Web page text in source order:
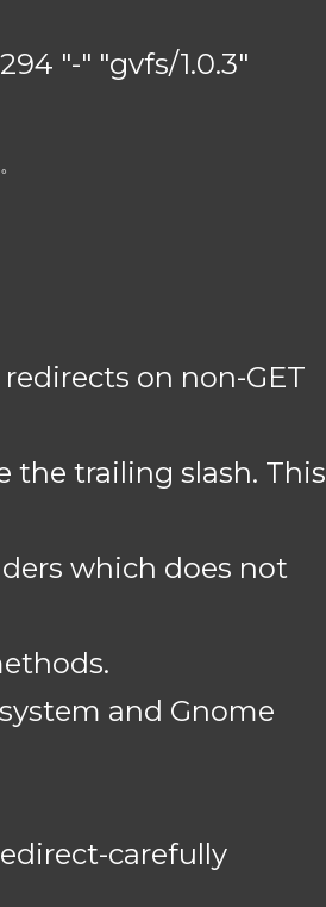
"-" "gvfs/1.0.3"
on non-GET
the trailing slash. This
which does not
and Gnome
carefully